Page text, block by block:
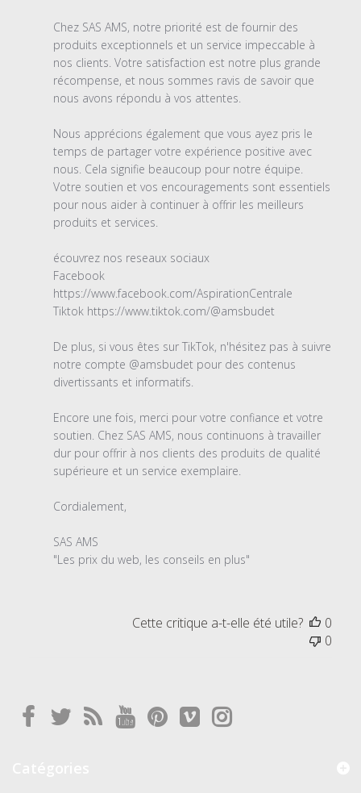
commentaire
personnalisé
Mon
2023
Chez SAS AMS, notre priorité est de fournir des
produits exceptionnels et un service impeccable à
nos clients. Votre satisfaction est notre plus grande
récompense, et nous sommes ravis de savoir que
nous avons répondu à vos attentes.
Nous apprécions également que vous ayez pris le
temps de partager votre expérience positive avec
nous. Cela signifie beaucoup pour notre équipe.
Votre soutien et vos encouragements sont essentiels
pour nous aider à continuer à offrir les meilleurs
produits et services.
écouvrez nos reseaux sociaux
Facebook
https://www.facebook.com/AspirationCentrale
Tiktok https://www.tiktok.com/@amsbudet
De plus, si vous êtes sur TikTok, n'hésitez pas à suivre
notre compte @amsbudet pour des contenus
divertissants et informatifs.
Encore une fois, merci pour votre confiance et votre
soutien. Chez SAS AMS, nous continuons à travailler
dur pour offrir à nos clients des produits de qualité
supérieure et un service exemplaire.
Cordialement,
SAS AMS
"Les prix du web, les conseils en plus"
Cette critique a-t-elle été utile?
0
0